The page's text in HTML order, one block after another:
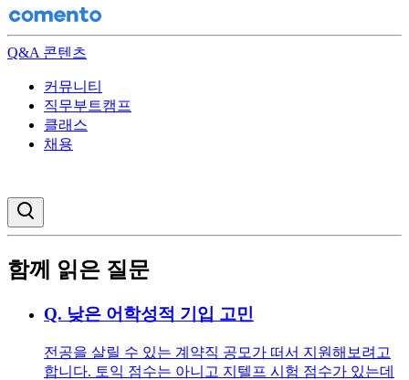
Q&A 콘텐츠
커뮤니티
직무부트캠프
클래스
채용
함께 읽은 질문
Q. 낮은 어학성적 기입 고민
전공을 살릴 수 있는 계약직 공모가 떠서 지원해보려고
합니다. 토익 점수는 아니고 지텔프 시험 점수가 있는데